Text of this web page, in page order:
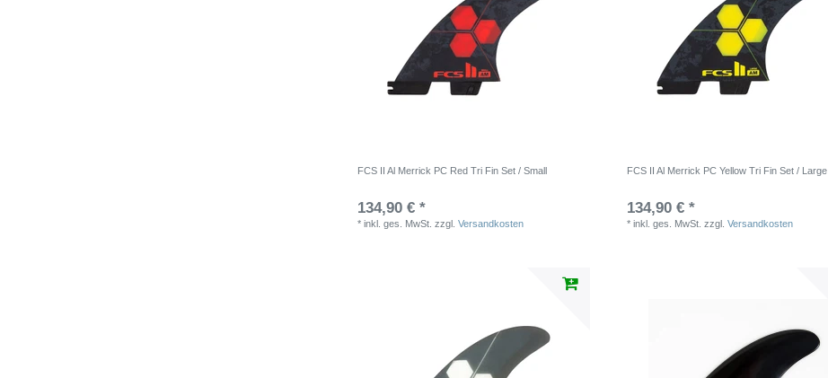
FCS II Al Merrick PC Red Tri Fin Set / Small
134,90 € *
*inkl. ges. MwSt. zzgl.Versandkosten
FCS II Al Merrick PC Yellow Tri Fin Set / Large
134,90 € *
*inkl. ges. MwSt. zzgl.Versandkosten